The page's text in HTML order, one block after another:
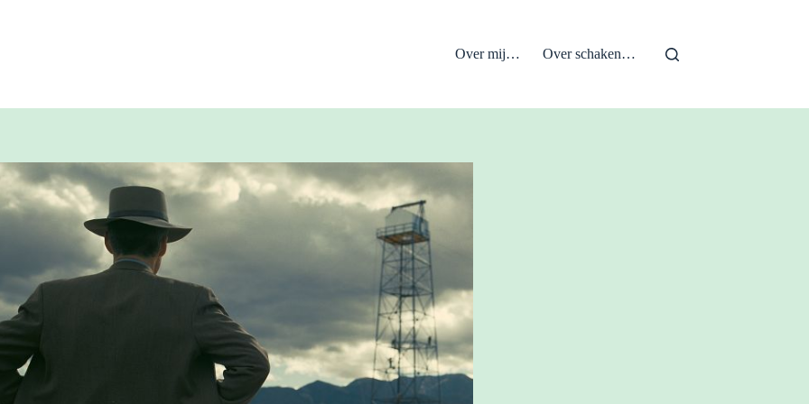
Over mij… Over schaken…